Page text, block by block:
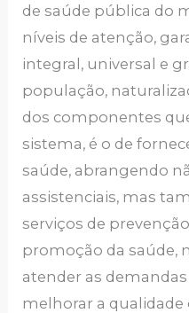
de saúde pública do
níveis de atenção,
integral, universal e
população,
dos componentes
sistema, é o de
saúde, abrangendo
assistenciais, mas
serviços de
promoção da saúde,
atender as
melhorar a qualidade